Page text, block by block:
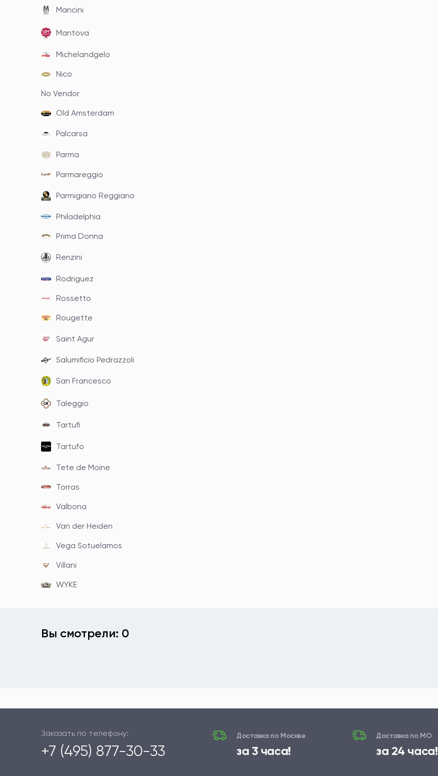
Mancini
Mantova
Michelandgelo
Nico
No Vendor
Old Amsterdam
Palcarsa
Parma
Parmareggio
Parmigiano Reggiano
Philadelphia
Prima Donna
Renzini
Rodriguez
Rossetto
Rougette
Saint Agur
Salumificio Pedrazzoli
San Francesco
Taleggio
Tartufi
Tartufo
Tete de Moine
Torras
Valbona
Van der Heiden
Vega Sotuelamos
Villani
WYKE
Вы смотрели: 0
Заказать по телефону:
+7 (495) 877-30-33
Доставка по Москве
за 3 часа!
Доставка по МО
за 24 часа!